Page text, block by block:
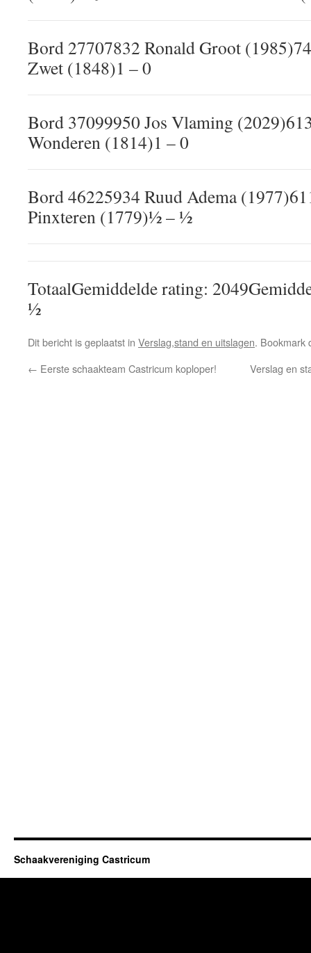
Bord 27707832 Ronald Groot
Zwet (1848)1 – 0
Bord 37099950 Jos Vlaming
Wonderen (1814)1 – 0
Bord 46225934 Ruud Adema
Pinxteren (1779)½ – ½
TotaalGemiddelde rating:
½
Dit bericht is geplaatst in Verslag,stand en uitslagen. Bookmark
← Eerste schaakteam Castricum koploper! Verslag en
Schaakvereniging Castricum